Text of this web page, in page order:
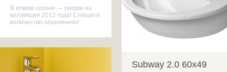
В новом сезоне — скидки на
коллекции 2012 года! Спешите,
количество ограничено!
Subway 2.0 60x49